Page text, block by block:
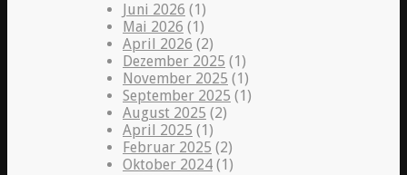
Juni 2026 (1)
Mai 2026 (1)
April 2026 (2)
Dezember 2025 (1)
November 2025 (1)
September 2025 (1)
August 2025 (2)
April 2025 (1)
Februar 2025 (2)
Oktober 2024 (1)